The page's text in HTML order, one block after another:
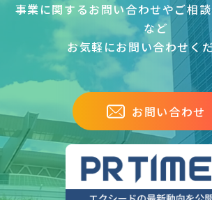
事業に関するお問い合わせやご相
など
お気軽にお問い合わせく
お問い合わせ